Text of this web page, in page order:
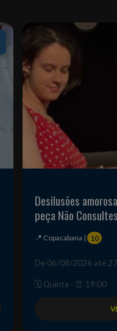
Desilusões
peça Não
📍 Copacabana | 10
De 06/08/2026 até
🗓️ Quinta · ⏰ 19:00